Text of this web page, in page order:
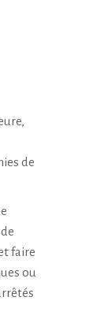
de
faire
ou